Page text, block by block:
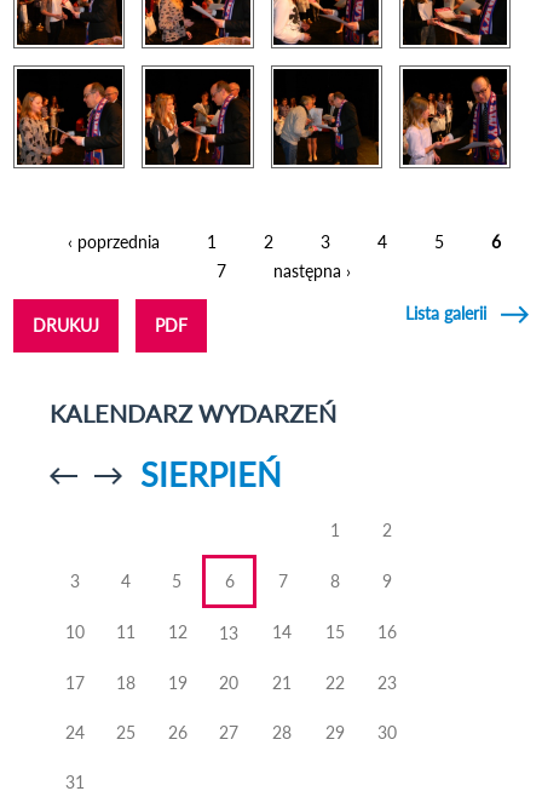
‹ poprzednia 1 2 3 4 5
6
7
następna ›
DRUKUJ PDF
Lista galerii
KALENDARZ WYDARZEŃ
Przejdź doPrzejdź do
SIERPIEŃ
1 2
3 4 5 6 7 8 9
10 11 12 13 14 15 16
17 18 19 20 21 22 23
24 25 26 27 28 29 30
31